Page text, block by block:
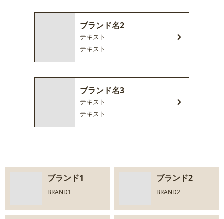
ブランド名2
テキスト
テキスト
ブランド名3
テキスト
テキスト
ブランド1
BRAND1
ブランド2
BRAND2